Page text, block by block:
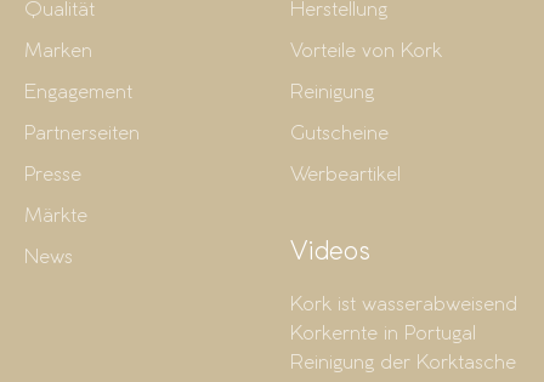
Qualität
Marken
Engagement
Partnerseiten
Presse
Märkte
News
Herstellung
Vorteile von Kork
Reinigung
Gutscheine
Werbeartikel
Videos
Kork ist wasserabweisend
Korkernte in Portugal
Reinigung der Korktasche